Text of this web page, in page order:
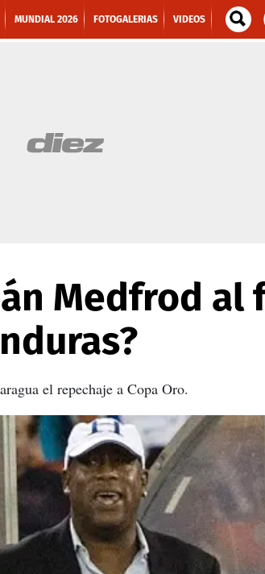
MUNDIAL 2026 FOTOGALERIAS VIDEOS
Medfrod al
el repechaje a Copa Oro.